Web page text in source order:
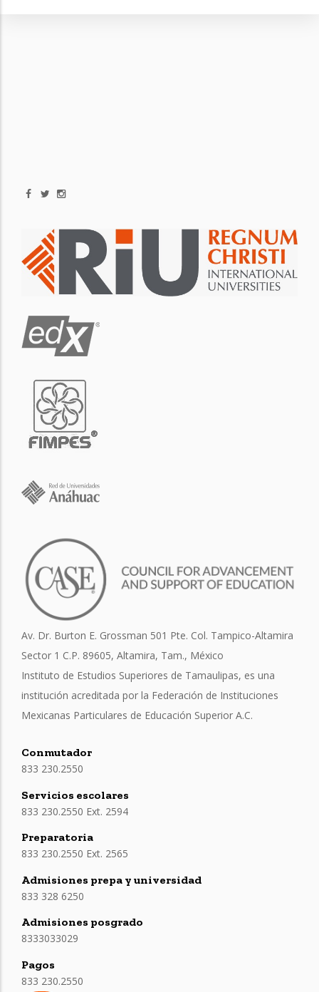
Av. Dr. Burton E. Grossman 501 Pte. Col. Tampico-Altamira
Sector 1 C.P. 89605, Altamira, Tam., México
Instituto de Estudios Superiores de Tamaulipas, es una
institución acreditada por la Federación de Instituciones
Mexicanas Particulares de Educación Superior A.C.
Conmutador
833 230.2550
Servicios escolares
833 230.2550 Ext. 2594
Preparatoria
833 230.2550 Ext. 2565
Admisiones prepa y universidad
833 328 6250
Admisiones posgrado
8333033029
Pagos
833 230.2550